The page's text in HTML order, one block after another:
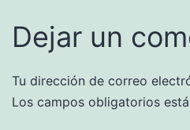
Dejar un
Tu dirección de correo
Los campos obligatorios